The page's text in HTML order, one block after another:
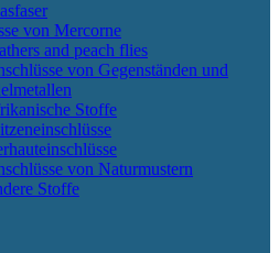
von Mercorne
and peach flies
von Gegenständen und
Stoffe
von Naturmustern
Stoffe